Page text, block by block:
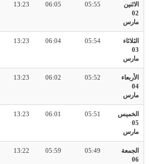
الاثنين
02
مارس
05:55
06:05
13:23
الثلاثاء
03
مارس
05:54
06:04
13:23
الأربعاء
04
مارس
05:52
06:02
13:23
الخميس
05
مارس
05:51
06:01
13:23
الجمعة
06
05:49
05:59
13:22